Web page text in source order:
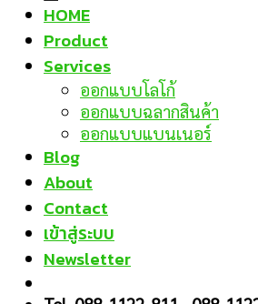
HOME
Product
Services
ออกแบบโลโก้
ออกแบบฉลากสินค้า
ออกแบบแบนเนอร์
Blog
About
Contact
เข้าสู่ระบบ
Newsletter